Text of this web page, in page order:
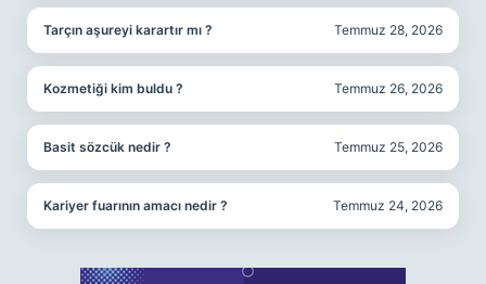
Tarçın aşureyi karartır mı ? Temmuz 28, 2026
Kozmetiği kim buldu ? Temmuz 26, 2026
Basit sözcük nedir ? Temmuz 25, 2026
Kariyer fuarının amacı nedir ? Temmuz 24, 2026